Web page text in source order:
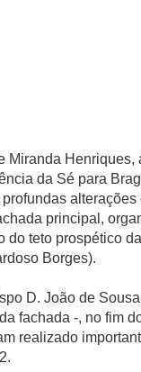
Miranda Henriques,
da Sé para
alterações
principal,
do teto prospético
Borges).
D. João de
fachada -, no fim
realizado